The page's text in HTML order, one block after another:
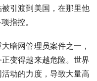
引渡到美国，在那里他
指控。
暗网管理员案件之一，
变得越来越危险。世界
动的力度，导致大量高